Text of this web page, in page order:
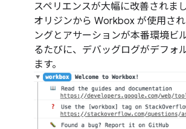
スペリエンスが大幅に改善されまし
オリジンから Workbox が使用さ
ングとアサーションが本番環境ビ
るたびに、デバッグログがデフォ
ます。